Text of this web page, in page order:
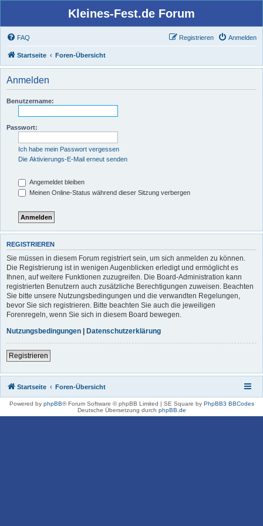
Kleines-Fest.de Forum
FAQ Anmelden
Registrieren
Startseite Foren-Übersicht
Anmelden
Benutzername:
Passwort:
Ich habe mein Passwort vergessen
Die Aktivierungs-E-Mail erneut senden
Angemeldet bleiben
Meinen Online-Status während dieser Sitzung verbergen
REGISTRIEREN
Sie müssen in diesem Forum registriert sein, um sich anmelden zu können.
Die Registrierung ist in wenigen Augenblicken erledigt und ermöglicht es
Ihnen, auf weitere Funktionen zuzugreifen. Die Board-Administration kann
registrierten Benutzern auch zusätzliche Berechtigungen zuweisen. Beachten
Sie bitte unsere Nutzungsbedingungen und die verwandten Regelungen,
bevor Sie sich registrieren. Bitte beachten Sie auch die jeweiligen
Forenregeln, wenn Sie sich in diesem Board bewegen.
Nutzungsbedingungen | Datenschutzerklärung
Registrieren
Startseite Foren-Übersicht
Powered by phpBB® Forum Software © phpBB Limited | SE Square by PhpBB3 BBCodes
Deutsche Übersetzung durch phpBB.de